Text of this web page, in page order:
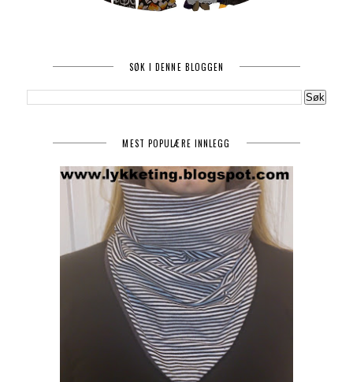
SØK I DENNE BLOGGEN
MEST POPULÆRE INNLEGG